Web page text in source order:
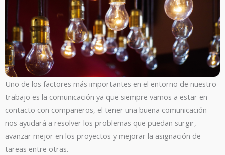
Uno de los factores más importantes en el entorno de nuestro
trabajo es la comunicación ya que siempre vamos a estar en
contacto con compañeros, el tener una buena comunicación
nos ayudará a resolver los problemas que puedan surgir,
avanzar mejor en los proyectos y mejorar la asignación de
tareas entre otras.